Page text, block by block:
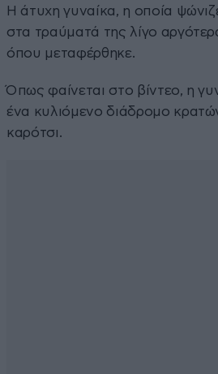
Η άτυχη γυναίκα, η οποία
στα τραύματά της λίγο
όπου μεταφέρθηκε.
Όπως φαίνεται στο βίντεο, η
ένα κυλιόμενο διάδρομο
καρότσι.